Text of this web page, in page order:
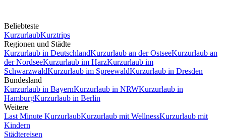
Beliebteste
KurzurlaubKurztrips
Regionen und Städte
Kurzurlaub in DeutschlandKurzurlaub an der OstseeKurzurlaub an
der NordseeKurzurlaub im HarzKurzurlaub im
SchwarzwaldKurzurlaub im SpreewaldKurzurlaub in Dresden
Bundesland
Kurzurlaub in BayernKurzurlaub in NRWKurzurlaub in
HamburgKurzurlaub in Berlin
Weitere
Last Minute KurzurlaubKurzurlaub mit WellnessKurzurlaub mit
Kindern
Städtereisen